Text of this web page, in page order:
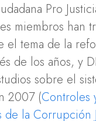
Pro
miembros han
el tema de la
de los años, y
sobre el
2007 (Controles
de la Corrupción